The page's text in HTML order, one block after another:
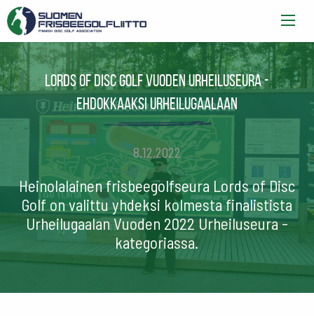
Lords of Disc Golf Vuoden urheiluseura -
ehdokkaaksi Urheilugaalaan
8.12.2022
Heinolalainen frisbeegolfseura Lords of Disc
Golf on valittu yhdeksi kolmesta finalistista
Urheilugaalan Vuoden 2022 Urheiluseura -
kategoriassa.